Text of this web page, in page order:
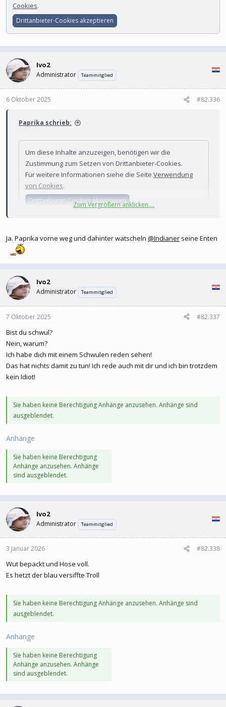
Cookies.
Drittanbieter-Cookies akzeptieren
Ivo2
Administrator Teammitglied
6 Oktober 2025 #82.336
Paprika schrieb:
Um diese Inhalte anzuzeigen, benötigen wir die
Zustimmung zum Setzen von Drittanbieter-Cookies.
Für weitere Informationen siehe die Seite Verwendung
von Cookies.
Drittanbieter-Cookies akzeptieren
Zum Vergrößern anklicken....
Ja. Paprika vorne weg und dahinter watscheln @Indianer seine Enten
Ivo2
Administrator Teammitglied
7 Oktober 2025 #82.337
Bist du schwul?
Nein, warum?
Ich habe dich mit einem Schwulen reden sehen!
Das hat nichts damit zu tun! Ich rede auch mit dir und ich bin trotzdem
kein Idiot!
Sie haben keine Berechtigung Anhänge anzusehen. Anhänge sind
ausgeblendet.
Anhänge
Sie haben keine Berechtigung
Anhänge anzusehen. Anhänge
sind ausgeblendet.
Ivo2
Administrator Teammitglied
3 Januar 2026 #82.338
Wut bepackt und Hose voll.
Es hetzt der blau versiffte Troll
Sie haben keine Berechtigung Anhänge anzusehen. Anhänge sind
ausgeblendet.
Anhänge
Sie haben keine Berechtigung
Anhänge anzusehen. Anhänge
sind ausgeblendet.